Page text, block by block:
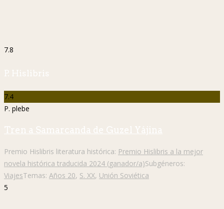
7.8
P. Hislibris
7.4
P. plebe
Tren a Samarcanda de Guzel Yájina
Premio Hislibris literatura histórica: Premio Hislibris a la mejor
novela histórica traducida 2024 (ganador/a)Subgéneros:
ViajesTemas: Años 20, S. XX, Unión Soviética
5